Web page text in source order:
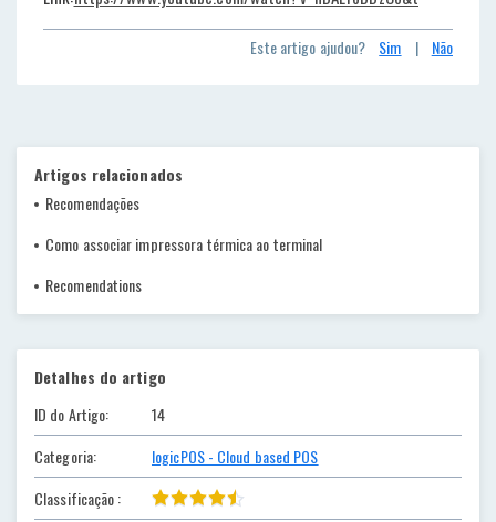
Este artigo ajudou? Sim | Não
Detalhes do artigo
ID do Artigo:
14
Categoria:
logicPOS - Cloud based POS
Classificação :
Artigos relacionados
Recomendações
Como associar impressora térmica ao terminal
Recomendations